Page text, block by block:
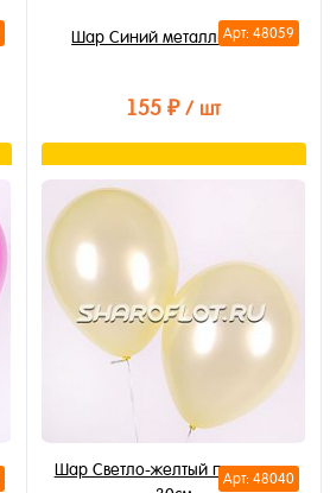
Арт: 48059
Шар Синий металлик 30см
155 ₽/ шт
В корзину
Купить в 1 клик
В избранное
В наличии
Арт: 48040
Шар Светло-желтый перламутр